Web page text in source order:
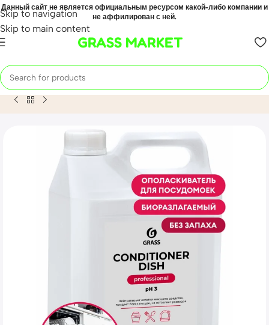
Skip to navigation
Skip to main content
Данный сайт не является официальным ресурсом какой-либо компании и
не аффилирован с ней.
GRASS MARKET
Home Mahsulot Ополаскиватель для посудомоечных